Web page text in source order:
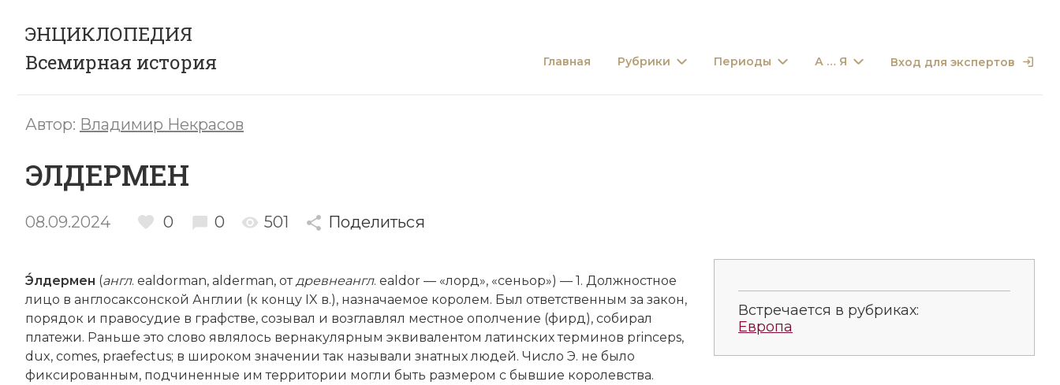
ЭНЦИКЛОПЕДИЯ
Всемирная история
Главная Рубрики Периоды А … Я Вход для экспертов
Автор: Владимир Некрасов
ЭЛДЕРМЕН
08.09.2024 0 0 501 Поделиться
Э́лдермен (англ. ealdorman, alderman, от древнеангл. ealdor — «лорд», «сеньор») — 1. Должностное
лицо в англосаксонской Англии (к концу IX в.), назначаемое королем. Был ответ­ственным за закон,
порядок и правосудие в графстве, созывал и возглавлял местное ополчение (фирд), собирал
платежи. Раньше это слово являлось вернакулярным эквивалентом латинских терминов princeps,
dux, comes, praefectus; в широком значении так называли знатных людей. Число Э. не было
фиксированным, подчиненные им территории могли быть размером с бывшие королевства.
Встречается в рубриках:
Европа